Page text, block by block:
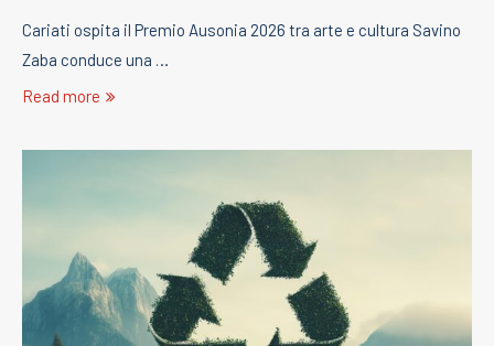
Cariati ospita il Premio Ausonia 2026 tra arte e cultura Savino
Zaba conduce una …
Read more